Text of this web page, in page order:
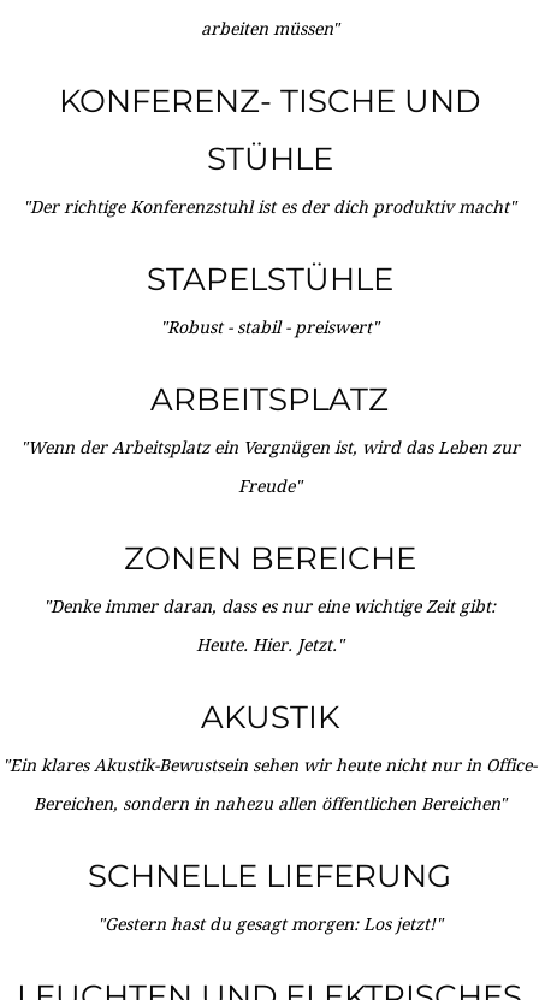
arbeiten müssen"
KONFERENZ- TISCHE UND
STÜHLE
"Der richtige Konferenzstuhl ist es der dich produktiv macht"
STAPELSTÜHLE
"Robust - stabil - preiswert"
ARBEITSPLATZ
"Wenn der Arbeitsplatz ein Vergnügen ist, wird das Leben zur
Freude"
ZONEN BEREICHE
"Denke immer daran, dass es nur eine wichtige Zeit gibt:
Heute. Hier. Jetzt."
AKUSTIK
"Ein klares Akustik-Bewustsein sehen wir heute nicht nur in Office-
Bereichen, sondern in nahezu allen öffentlichen Bereichen"
SCHNELLE LIEFERUNG
"Gestern hast du gesagt morgen: Los jetzt!"